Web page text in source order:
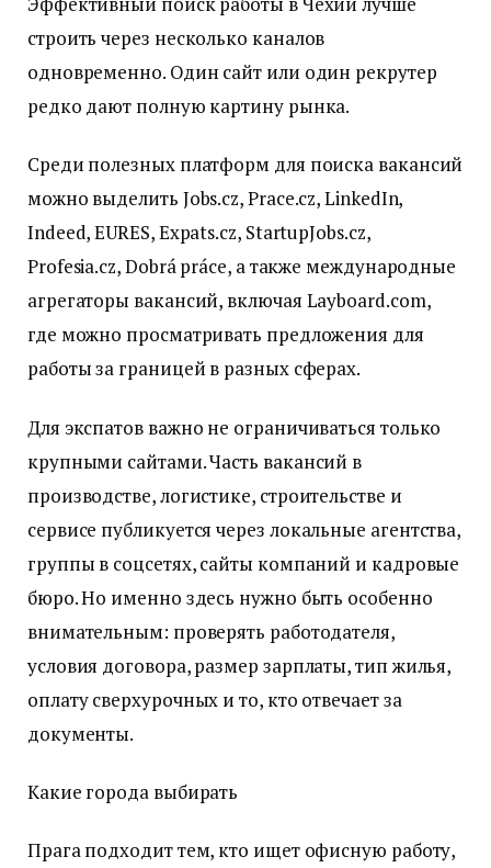
строить через несколько каналов
одновременно. Один сайт или один рекрутер
редко дают полную картину рынка.
Среди полезных платформ для поиска вакансий
можно выделить Jobs.cz, Prace.cz, LinkedIn,
Indeed, EURES, Expats.cz, StartupJobs.cz,
Profesia.cz, Dobrá práce, а также международные
агрегаторы вакансий, включая Layboard.com,
где можно просматривать предложения для
работы за границей в разных сферах.
Для экспатов важно не ограничиваться только
крупными сайтами. Часть вакансий в
производстве, логистике, строительстве и
сервисе публикуется через локальные агентства,
группы в соцсетях, сайты компаний и кадровые
бюро. Но именно здесь нужно быть особенно
внимательным: проверять работодателя,
условия договора, размер зарплаты, тип жилья,
оплату сверхурочных и то, кто отвечает за
документы.
Какие города выбирать
Прага подходит тем, кто ищет офисную работу,